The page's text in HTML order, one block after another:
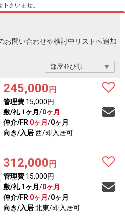
さいませ。
お問い合わせや検討中リストへ追加
245,000 円
管理費15,000円
敷/礼 1ヶ月 /0ヶ月
仲介/FR 0ヶ月 /0ヶ月
向き/入居西/即入居可
312,000 円
管理費15,000円
敷/礼 1ヶ月 /0ヶ月
仲介/FR 0ヶ月 /0ヶ月
向き/入居北東/即入居可